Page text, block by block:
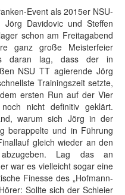
Event als 2015er NSU-
Davidovic und Steffen
schon am Freitagabend
ganz große Meisterfeier
daran lag, dass der in
NSU TT agierende Jörg
Trainingszeit setzte,
ersten Run auf der Vier
nicht definitiv geklärt.
warum sich Jörg in der
berappelte und in Führung
gleich wieder an den
Lag das an
war es vielleicht sogar eine
Finesse des „Hofmann-
Sollte sich der Schleier